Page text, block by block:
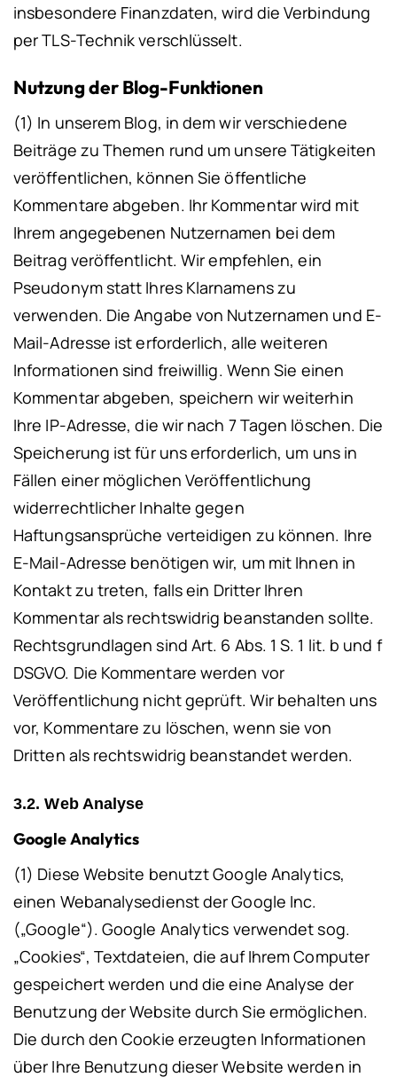
insbesondere Finanzdaten, wird die Verbindung
per TLS-Technik verschlüsselt.
Nutzung der Blog-Funktionen
(1) In unserem Blog, in dem wir verschiedene
Beiträge zu Themen rund um unsere Tätigkeiten
veröffentlichen, können Sie öffentliche
Kommentare abgeben. Ihr Kommentar wird mit
Ihrem angegebenen Nutzernamen bei dem
Beitrag veröffentlicht. Wir empfehlen, ein
Pseudonym statt Ihres Klarnamens zu
verwenden. Die Angabe von Nutzernamen und E-
Mail-Adresse ist erforderlich, alle weiteren
Informationen sind freiwillig. Wenn Sie einen
Kommentar abgeben, speichern wir weiterhin
Ihre IP-Adresse, die wir nach 7 Tagen löschen. Die
Speicherung ist für uns erforderlich, um uns in
Fällen einer möglichen Veröffentlichung
widerrechtlicher Inhalte gegen
Haftungsansprüche verteidigen zu können. Ihre
E-Mail-Adresse benötigen wir, um mit Ihnen in
Kontakt zu treten, falls ein Dritter Ihren
Kommentar als rechtswidrig beanstanden sollte.
Rechtsgrundlagen sind Art. 6 Abs. 1 S. 1 lit. b und f
DSGVO. Die Kommentare werden vor
Veröffentlichung nicht geprüft. Wir behalten uns
vor, Kommentare zu löschen, wenn sie von
Dritten als rechtswidrig beanstandet werden.
3.2. Web Analyse
Google Analytics
(1) Diese Website benutzt Google Analytics,
einen Webanalysedienst der Google Inc.
(„Google“). Google Analytics verwendet sog.
„Cookies“, Textdateien, die auf Ihrem Computer
gespeichert werden und die eine Analyse der
Benutzung der Website durch Sie ermöglichen.
Die durch den Cookie erzeugten Informationen
über Ihre Benutzung dieser Website werden in